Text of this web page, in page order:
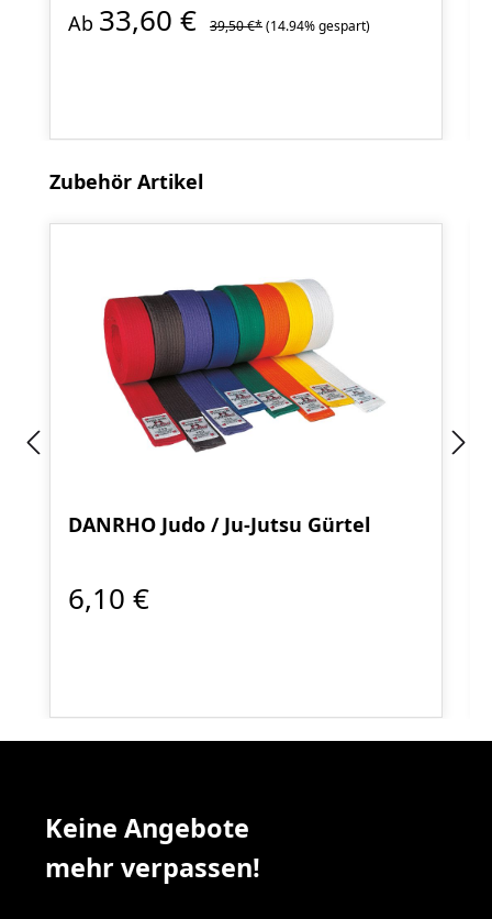
Ab 33,60 € 39,50 €*(14.94% gespart)
Produktgalerie überspringen
Zubehör Artikel
DANRHO Judo / Ju-Jutsu Gürtel
6,10 €
Keine Angebote
mehr verpassen!